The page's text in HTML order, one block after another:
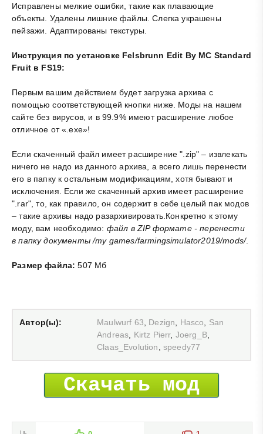
Исправлены мелкие ошибки, такие как плавающие
объекты. Удалены лишние файлы. Слегка украшены
пейзажи. Адаптированы текстуры.
Инструкция по установке Felsbrunn Edit By MC Standard
Fruit в FS19:
Первым вашим действием будет загрузка архива с
помощью соответствующей кнопки ниже. Моды на нашем
сайте без вирусов, и в 99.9% имеют расширение любое
отличное от «.exe»!
Если скаченный файл имеет расширение ".zip" – извлекать
ничего не надо из данного архива, а всего лишь перенести
его в папку к остальным модификациям, хотя бывают и
исключения. Если же скаченный архив имеет расширение
".rar", то, как правило, он содержит в себе целый пак модов
– такие архивы надо разархивировать.Конкретно к этому
моду, вам необходимо: файл в ZIP формате - перенести
в папку документы /my games/farmingsimulator2019/mods/.
Размер файла: 507 Мб
Автор(ы): Maulwurf 63 Dezign Hasco
San
Andreas
Kirtz Pierr, Joerg_B,
Claas_Evolution
speedy77
Скачать мод